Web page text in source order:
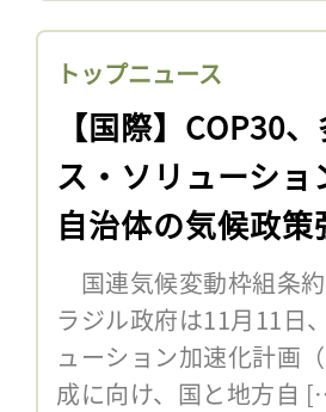
トップニュース
【国際】COP30
ス・ソリューシ
自治体の気候政策
国連気候変動枠組条
ラジル政府は11月11日
ューション加速化計画
成に向け、国と地方自